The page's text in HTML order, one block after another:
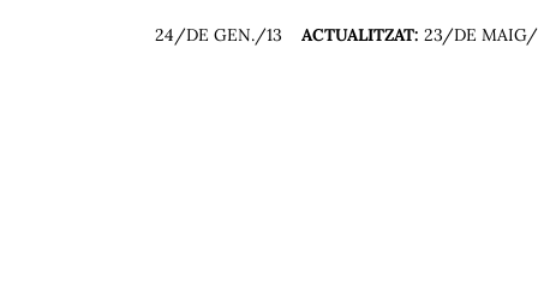
24/DE GEN./13 ACTUALITZAT: 23/DE MAIG/